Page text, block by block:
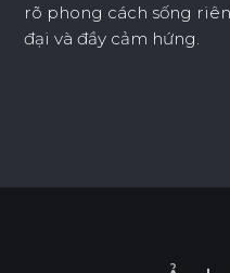
rõ phong cách sống
đại và đầy cảm hứng.